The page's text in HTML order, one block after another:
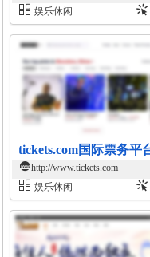
娱乐休闲
tickets.com国际票务平
http://www.tickets.com
娱乐休闲